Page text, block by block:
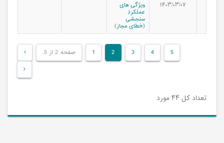
۱۴۰۳/۰۳/۰۷
ویژگی های
عملکرد
سنجشی
(خطای مجاز)
صفحه 2 از 5. 1 2 3 4 5
تعداد کل ۴۴ مورد